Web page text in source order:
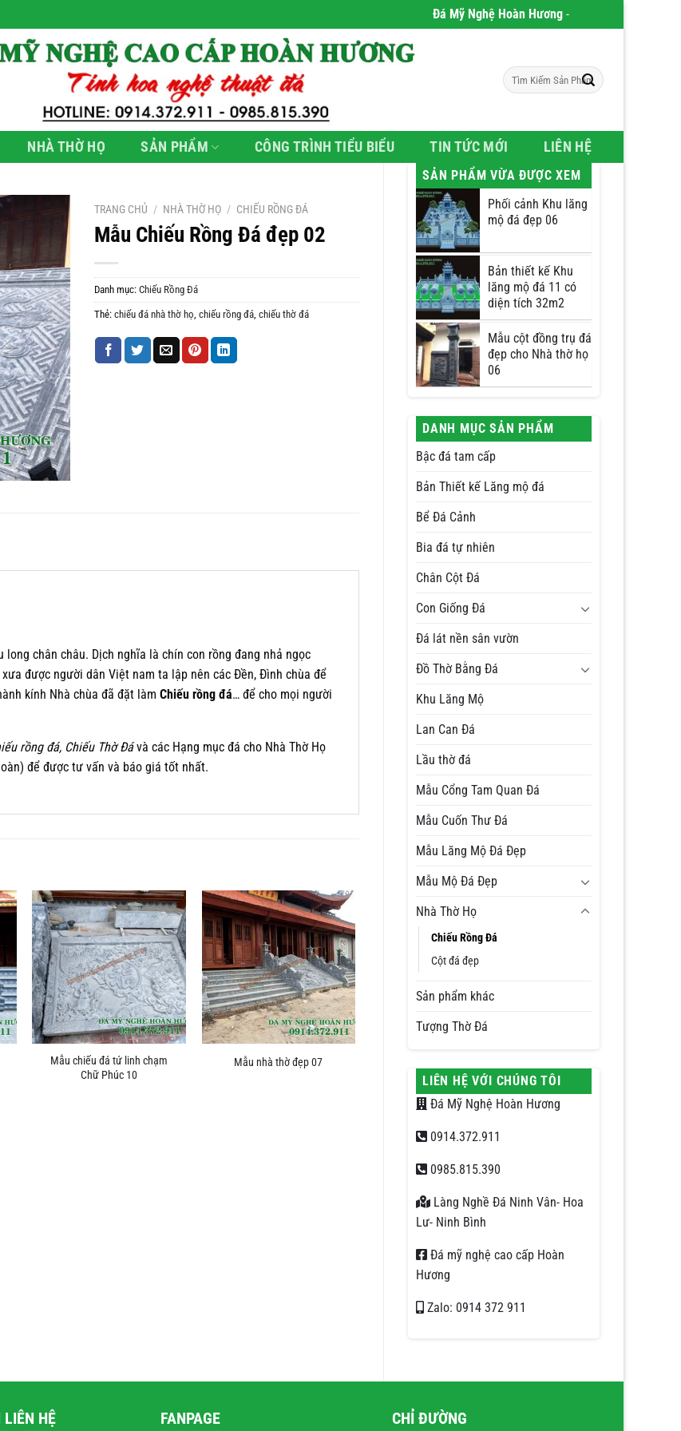
Đá Mỹ Nghệ Hoàn Hương- Chúng tôi chuyên phân
Tìm
kiếm:
NHÀ THỜ HỌ SẢN PHẨM CÔNG TRÌNH TIỂU BIỂU TIN TỨC MỚI LIÊN HỆ
SẢN PHẨM VỪA ĐƯỢC XEM
Phối cảnh Khu lăng
mộ đá đẹp 06
Bản thiết kế Khu
lăng mộ đá 11 có
diện tích 32m2
Mẫu cột đồng trụ đá
đẹp cho Nhà thờ họ
06
DANH MỤC SẢN PHẨM
Bậc đá tam cấp
Bản Thiết kế Lăng mộ đá
Bể Đá Cảnh
Bia đá tự nhiên
Chân Cột Đá
Con Giống Đá
Đá lát nền sân vườn
Đồ Thờ Bằng Đá
Khu Lăng Mộ
Lan Can Đá
Lầu thờ đá
Mẫu Cổng Tam Quan Đá
Mẫu Cuốn Thư Đá
Mẫu Lăng Mộ Đá Đẹp
Mẫu Mộ Đá Đẹp
Nhà Thờ Họ
Chiếu Rồng Đá
Cột đá đẹp
Sản phẩm khác
Tượng Thờ Đá
LIÊN HỆ VỚI CHÚNG TÔI
Đá Mỹ Nghệ Hoàn Hương
0914.372.911
0985.815.390
Làng Nghề Đá Ninh Vân- Hoa
Lư- Ninh Bình
Đá mỹ nghệ cao cấp Hoàn
Hương
Zalo: 0914 372 911
TRANG CHỦ / NHÀ THỜ HỌ / CHIẾU RỒNG ĐÁ
Mẫu Chiếu Rồng Đá đẹp 02
Danh mục: Chiếu Rồng Đá
Thẻ: chiếu đá nhà thờ họ chiếu rồng đá, chiếu thờ đá
chân châu. Dịch nghĩa là chín con rồng đang nhả ngọc
được người dân Việt nam ta lập nên các Đền, Đình chùa để
kính Nhà chùa đã đặt làm Chiếu rồng đá… để cho mọi người
rồng đá, Chiếu Thờ Đávà các Hạng mục đá cho Nhà Thờ Họ
để được tư vấn và báo giá tốt nhất.
Mẫu chiếu đá tứ linh chạm
Chữ Phúc 10
Mẫu nhà thờ đẹp 07
LIÊN HỆ FANPAGE CHỈ ĐƯỜNG